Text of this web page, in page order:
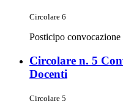
Circolare 6
Posticipo
Circolare n. 5
Docenti
Circolare 5